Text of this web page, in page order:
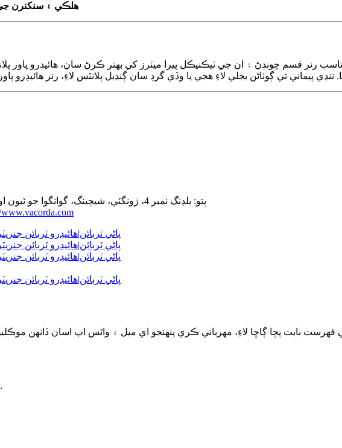
هلڪي ۽ سنکنرن جي
مناسب رنر قسم چونڊڻ ۽ ان جي ٽيڪنيڪل پيرا ميٽرز کي بهتر ڪرڻ سان، هائيڊرو
پتو: بلڊنگ نمبر 4، ژونگٽي، شيچينگ، گوانگوا جو ٽيون اوڀر روڊ، چنگ يانگ ضلعو، سچوان صوبو، چين
www.vacorda.com
© ڪاپي رائيٽ - 2020-2022: سڀ حق محفوظ آهن.